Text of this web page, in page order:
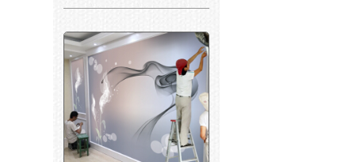
り付けてから、部屋の壁に飾
す。ベドの上にウォーカー纸
の防水性防湿纯白の幅が90セ
ンチ、幅が5メトルである。